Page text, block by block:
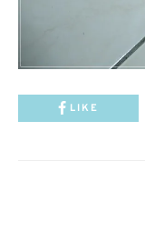
LIKE